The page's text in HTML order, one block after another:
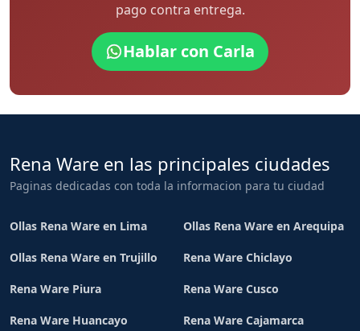
pago contra entrega.
Hablar con Carla
Rena Ware en las principales ciudades
Paginas dedicadas con toda la informacion para tu ciudad
Ollas Rena Ware en Lima Ollas Rena Ware en Arequipa
Ollas Rena Ware en Trujillo Rena Ware Chiclayo
Rena Ware Piura Rena Ware Cusco
Rena Ware Huancayo Rena Ware Cajamarca